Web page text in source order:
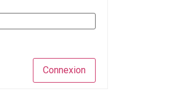
Connexion